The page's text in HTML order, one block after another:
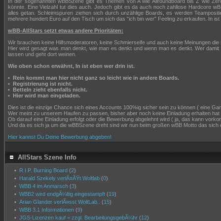
könnte. Eine Vielzahl tut dies auch. Jedoch gibt es da auch noch zahllose Hardcore
alles getan. Schleimspuren ziehen sich durch unzählige Boards, es werden
mehrere hundert Euro auf den Tisch um sich das "ich bin wer" Feeling zu erkaufen. In
wBB-AllStars setzt etwas andere Prioritäten:
Wir brauchen keine Hilfsmoderatoren, keine Schmierseife und auch keine Meinungen
Hier wird gesagt was man denkt, wie man es denkt und wenn man es denkt. Wer
lassen und geht dort weinen.
Wie oben schon erwähnt, In ist eben wer drin ist.
• Rein kommt man hier nicht ganz so leicht wie in andere Boards.
• Registrierung ist nicht.
• Betteln zieht ebenfalls nicht.
• Hier wird man eingeladen.
Dies ist die einzige Chance sich eines Accounts 100%ig sicher sein zu können ( eine
Wer meint zu unserem Haufen zu passen, bisher aber noch keine Einladung erhalten
Ob darauf eine Einladung erfolgt oder die Bewerbung abgelehnt wird ( ja, das kann
Und da es sich ja um die wBBSzene dreht sind wir nun beim großen wBB Motto das
Hier kannst Du Deine Bewerbung abgeben!
AllStars Szene Info
• R.I.P. Burning Board (2)
• Harald Szekely verlÃ¤ÃŸt Woltlab (0)
• WBB 4 im Anmarsch (3)
• WBB2 wird endgÃ¼ltig eingestampft (19)
• Arian Glander verlÃ¤sst WoltLab.. (15)
• WBB 3.1 Informationen (9)
• JGS-Lizenzen kauf = zzgl. BearbeitungsgebÃ¼hr (12)